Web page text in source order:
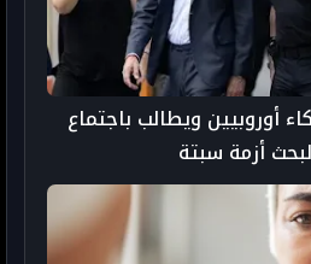
أوروبيين ويطالب باجتماع
أزمة سبتة